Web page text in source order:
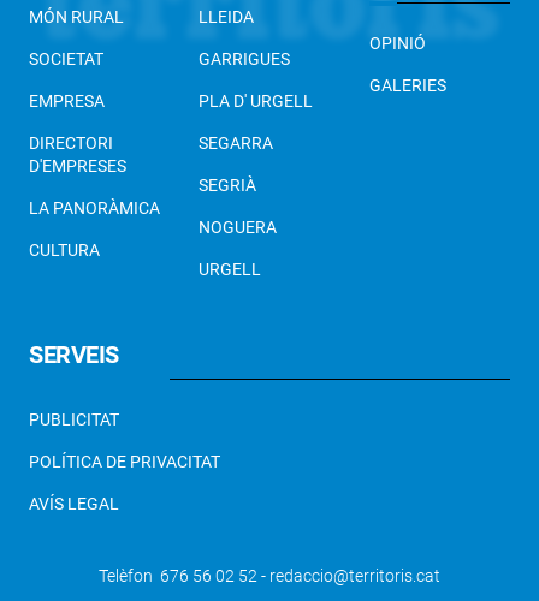
MÓN RURAL
SOCIETAT
EMPRESA
DIRECTORI
D'EMPRESES
LA PANORÀMICA
CULTURA
LLEIDA
GARRIGUES
PLA D' URGELL
SEGARRA
SEGRIÀ
NOGUERA
URGELL
OPINIÓ
GALERIES
SERVEIS
PUBLICITAT
POLÍTICA DE PRIVACITAT
AVÍS LEGAL
Telèfon 676 56 02 52 - redaccio@territoris.cat